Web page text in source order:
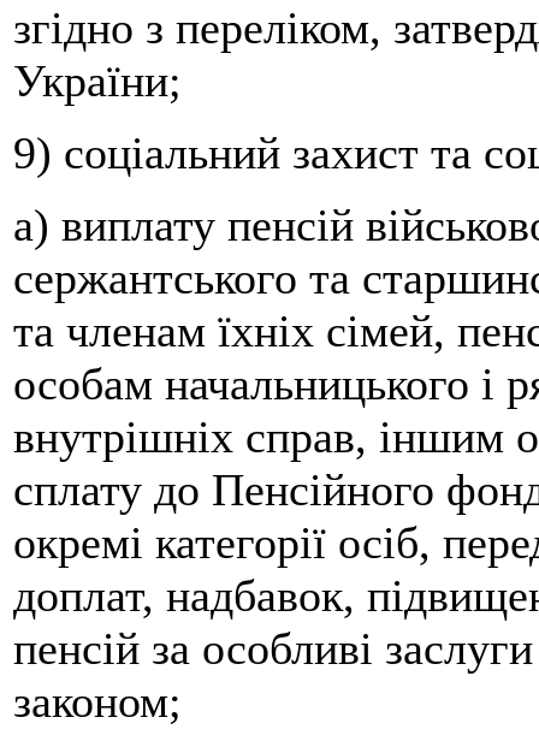
згідно з переліком,
України;
9) соціальний захист та
а) виплату пенсій
сержантського та
та членам їхніх сімей,
особам начальницького і
внутрішніх справ, іншим
сплату до Пенсійного
окремі категорії осіб,
доплат, надбавок,
пенсій за особливі
законом;